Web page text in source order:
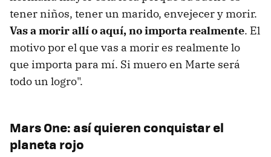
tener niños, tener un marido, envejecer y morir.
Vas a morir allí o aquí, no importa realmente. El
motivo por el que vas a morir es realmente lo
que importa para mí. Si muero en Marte será
todo un logro".
Mars One: así quieren conquistar el
planeta rojo